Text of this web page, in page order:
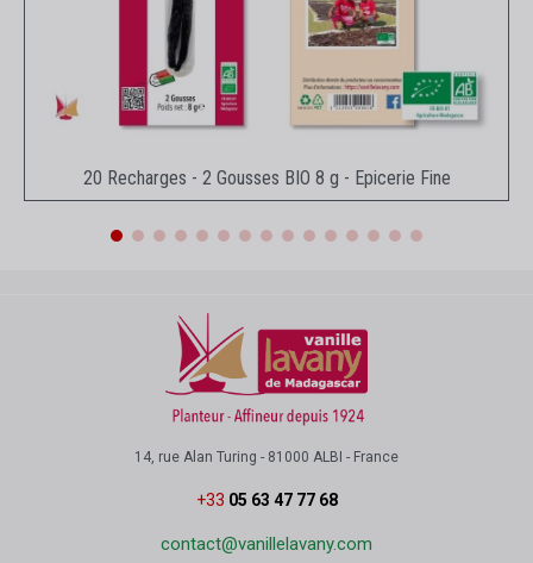
Aperçu rapide
20 Recharges - 2 Gousses BIO 8 g - Epicerie Fine
14, rue Alan Turing - 81000 ALBI - France
+33 05 63 47 77 68
contact@vanillelavany.com